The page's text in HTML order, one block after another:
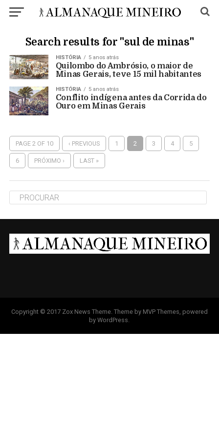
Search results for "sul de minas"
HISTÓRIA 5 anos atrás
Quilombo do Ambrósio, o maior de
Minas Gerais, teve 15 mil habitantes
HISTÓRIA 5 anos atrás
Conflito indígena antes da Corrida do
Ouro em Minas Gerais
PAGE 2 OF 10 ‹ PREVIOUS 1 2 3 4 5
6 PRÓXIMO › LAST »
Copyright © 2017 Zox News Theme. Theme by MVP Themes, powered
by WordPress.